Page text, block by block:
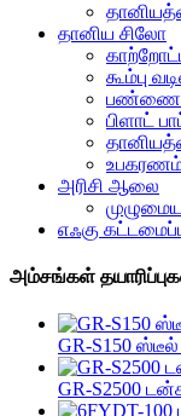
தானிய சிலோ
கூம்பு
பண்ணை
பிளாட்
அரிசி ஆலை
எஃகு
அம்சங்கள்
GR-S150
GR-S2500